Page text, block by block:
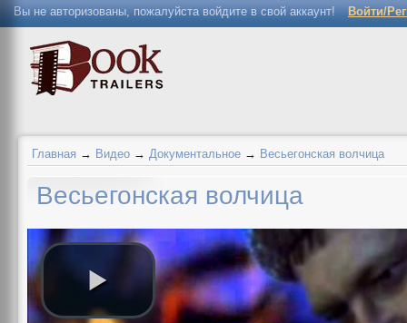
Вы не авторизованы, пожалуйста войдите в свой аккаунт! Войти/
Главная → Видео → Документальное → Весьегонская волчица
Весьегонская волчица